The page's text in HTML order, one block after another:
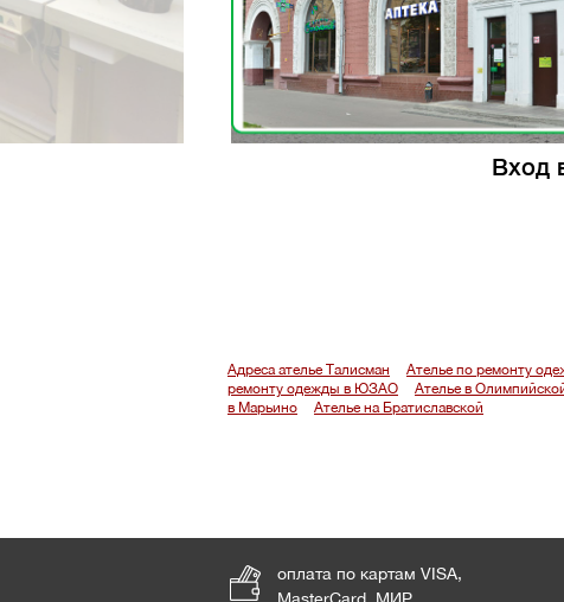
Вход
Адреса ателье Талисман Ателье по ремонту
ремонту одежды в ЮЗАО
Ателье в
в Марьино
Ателье на Братиславской
оплата по картам VISA,